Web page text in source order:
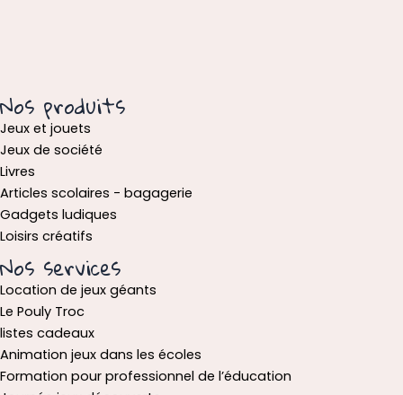
Nos produits
Jeux et jouets
Jeux de société
Livres
Articles scolaires - bagagerie
Gadgets ludiques
Loisirs créatifs
Nos services
Location de jeux géants
Le Pouly Troc
listes cadeaux
Animation jeux dans les écoles
Formation pour professionnel de l’éducation